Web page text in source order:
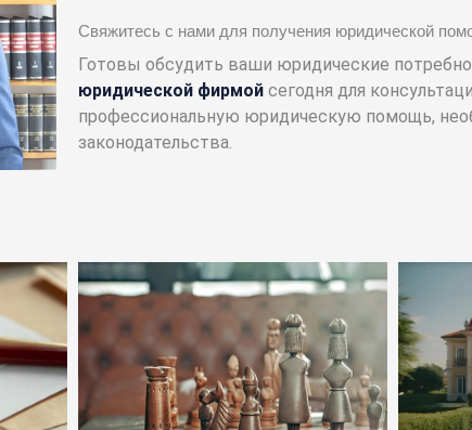
Свяжитесь с нами для получения юридической
Готовы обсудить ваши юридические
юридической фирмой сегодня для
профессиональную юридическую помощь,
законодательства.